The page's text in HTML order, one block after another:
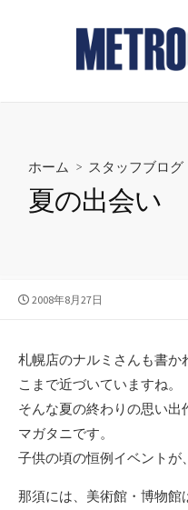
ツ
ホーム > スタッフブログ
夏の出会い
公
2008年8月27日
札幌店のナルミさんも書か
こまで近づいていますね。
そんな夏の終わりの思い出
マガタニです。
子供の頃の恒例イベントが
那須には、美術館・博物館